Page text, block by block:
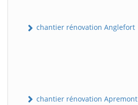
chantier rénovation Anglefort
chantier rénovation Apremont